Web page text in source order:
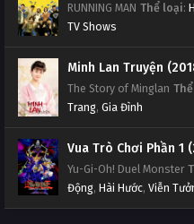
RUNNING MAN Thể loại:
TV Shows
Minh Lan Truyện
The Story of Minglan
Trang, Gia Đình
Yu-Gi-Oh! Duel Monster
Động, Hài Hước, Viễn